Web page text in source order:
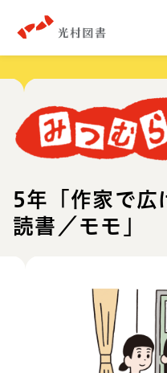
5年「作家で広
読書／モモ」